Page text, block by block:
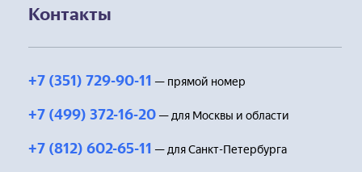
Контакты
+7 (351) 729-90-11 — прямой номер
+7 (499) 372-16-20 — для Москвы и области
+7 (812) 602-65-11 — для Санкт-Петербурга